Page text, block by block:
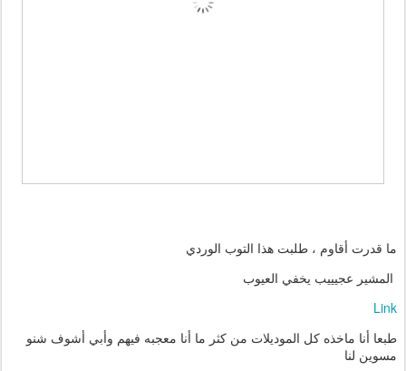
ما قدرت أقاوم ، طلبت هذا التوب الوردي
Link
طبعا أنا ماخذه كل الموديلات من كثر ما أنا معجبه فيهم وأبي أشوف شنو
مسوين لنا